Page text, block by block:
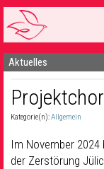
Startseite
1 Pfarrei
16 Gemeinden &
Gottesdienste &
Aktuelles
Kategorie(n):Allgemein
Im November
der Zerstörung